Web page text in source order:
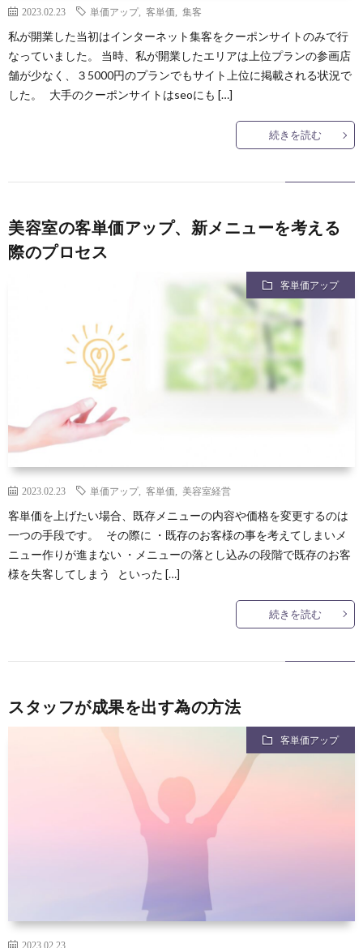
2023.02.23 単価アップ, 客単価 集客
私が開業した当初はインターネット集客をクーポンサイトのみで行
なっていました。 当時、私が開業したエリアは上位プランの参画店
舗が少なく、３5000円のプランでもサイト上位に掲載される状況で
した。 大手のクーポンサイトはseoにも […]
続きを読む
美容室の客単価アップ、新メニューを考える
際のプロセス
客単価アップ
2023.02.23 単価アップ, 客単価 美容室経営
客単価を上げたい場合、既存メニューの内容や価格を変更するのは
一つの手段です。 その際に ・既存のお客様の事を考えてしまいメ
ニュー作りが進まない ・メニューの落とし込みの段階で既存のお客
様を失客してしまう といった […]
続きを読む
スタッフが成果を出す為の方法
客単価アップ
2023.02.23